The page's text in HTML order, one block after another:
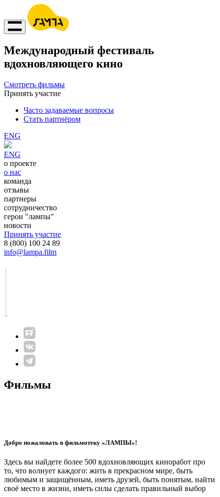
Международный фестиваль
вдохновляющего кино
Смотреть фильмы
Принять участие
Часто задаваемые вопросы
Стать партнёром
ENG
ENG
о проекте
о нас
команда
отзывы
партнеры
сотрудничество
герои "лампы"
новости
Принять участие
8 (800) 100 24 89
info@lampa.film
Фильмы
Добро пожаловать в фильмотеку «ЛАМПЫ»!
Здесь вы найдете более 500 вдохновляющих киноработ про
то, что волнует каждого: жить в прекрасном мире, быть
любимым и защищённым, иметь друзей, быть понятым, найти
своё место в жизни, иметь силы сделать правильный выбор